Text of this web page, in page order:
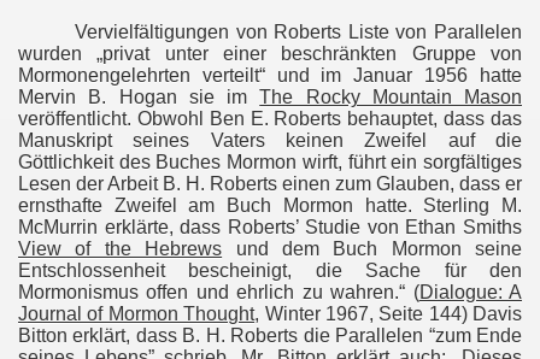
Vervielfältigungen von Roberts Liste von Parallelen
wurden „privat unter einer beschränkten Gruppe von
Mormonengelehrten verteilt“ und im Januar 1956 hatte
Mervin B. Hogan sie imThe Rocky Mountain Mason
veröffentlicht. Obwohl Ben E. Roberts behauptet, dass das
Manuskript seines Vaters keinen Zweifel auf die
Göttlichkeit des Buches Mormon wirft, führt ein sorgfältiges
Lesen der Arbeit B. H. Roberts einen zum Glauben, dass er
ernsthafte Zweifel am Buch Mormon hatte. Sterling M.
McMurrin erklärte, dass Roberts’ Studie von Ethan Smiths
View of the Hebrews und dem Buch Mormon seine
Entschlossenheit bescheinigt, die Sache für den
Mormonismus offen und ehrlich zu wahren.“ (Dialogue: A
Journal of Mormon Thought, Winter 1967, Seite 144) Davis
Bitton erklärt, dass B. H. Roberts die Parallelen “zum Ende